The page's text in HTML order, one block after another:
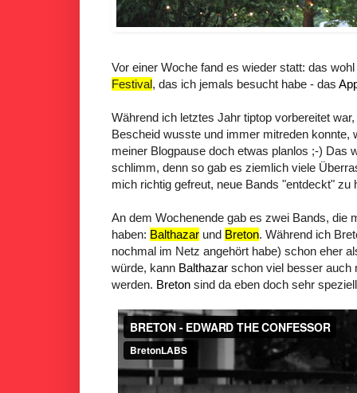
Vor einer Woche fand es wieder statt: das wohl
Festival, das ich jemals besucht habe - das
Während ich letztes Jahr tiptop vorbereitet
Bescheid wusste und immer mitreden konnte,
meiner Blogpause doch etwas planlos ;-) Das
schlimm, denn so gab es ziemlich viele
mich richtig gefreut, neue Bands "entdeckt" zu
An dem Wochenende gab es zwei Bands, die
haben: Balthazar und Breton. Während ich
nochmal im Netz angehört habe) schon eher
würde, kann Balthazar schon viel besser auch
werden. Breton sind da eben doch sehr